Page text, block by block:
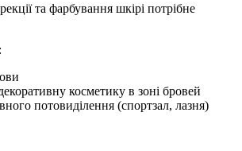
та фарбування шкірі потрібне
:
косметику в зоні бровей
потовиділення (спортзал, лазня)